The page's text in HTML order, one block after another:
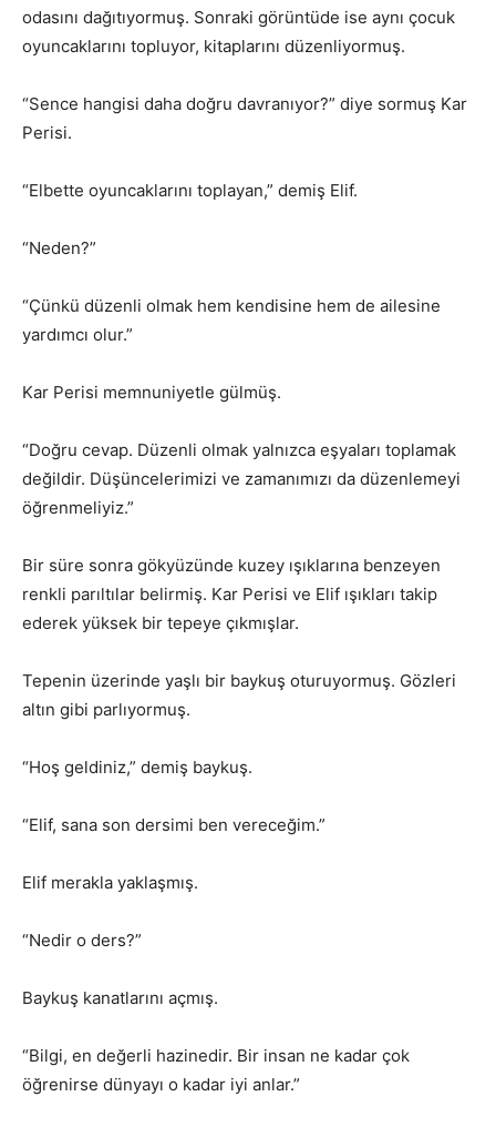
odasını dağıtıyormuş. Sonraki görüntüde ise aynı çocuk
oyuncaklarını topluyor, kitaplarını düzenliyormuş.
“Sence hangisi daha doğru davranıyor?” diye sormuş Kar
Perisi.
“Elbette oyuncaklarını toplayan,” demiş Elif.
“Neden?”
“Çünkü düzenli olmak hem kendisine hem de ailesine
yardımcı olur.”
Kar Perisi memnuniyetle gülmüş.
“Doğru cevap. Düzenli olmak yalnızca eşyaları toplamak
değildir. Düşüncelerimizi ve zamanımızı da düzenlemeyi
öğrenmeliyiz.”
Bir süre sonra gökyüzünde kuzey ışıklarına benzeyen
renkli parıltılar belirmiş. Kar Perisi ve Elif ışıkları takip
ederek yüksek bir tepeye çıkmışlar.
Tepenin üzerinde yaşlı bir baykuş oturuyormuş. Gözleri
altın gibi parlıyormuş.
“Hoş geldiniz,” demiş baykuş.
“Elif, sana son dersimi ben vereceğim.”
Elif merakla yaklaşmış.
“Nedir o ders?”
Baykuş kanatlarını açmış.
“Bilgi, en değerli hazinedir. Bir insan ne kadar çok
öğrenirse dünyayı o kadar iyi anlar.”